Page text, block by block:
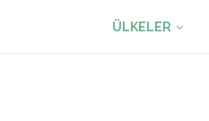
ÜLKELER